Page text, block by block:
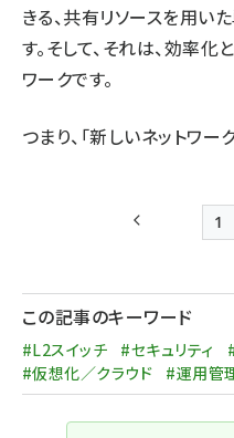
きる、共有リソースを用い
す。そして、それは、効率
ワークです。
つまり、「新しいネットワー
前ページ
1
この記事のキーワード
#L2スイッチ #セキュリティ
#仮想化／クラウド
#運用管